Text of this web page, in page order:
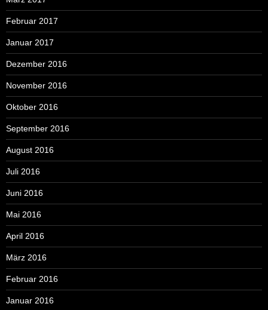
Februar 2017
Januar 2017
Dezember 2016
November 2016
Oktober 2016
September 2016
August 2016
Juli 2016
Juni 2016
Mai 2016
April 2016
März 2016
Februar 2016
Januar 2016